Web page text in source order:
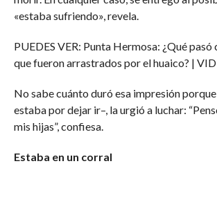
«estaba sufriendo», revela.
PUEDES VER: Punta Hermosa: ¿Qué pasó
que fueron arrastrados por el huaico? |
No sabe cuánto duró esa impresión
estaba por dejar ir–, la urgió a luchar:
mis hijas”, confiesa.
Estaba en un corral